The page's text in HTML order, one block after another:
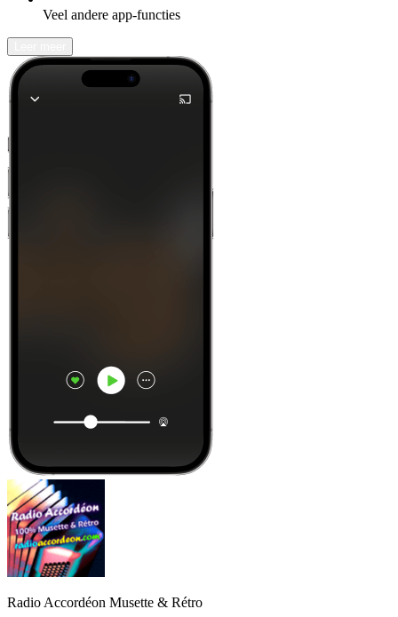
Veel andere app-functies
Radio Accordéon Musette & Rétro